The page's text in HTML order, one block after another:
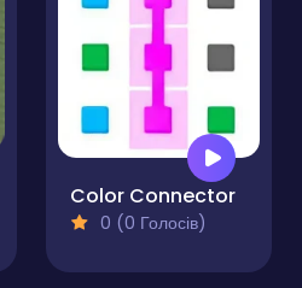
Color Connector
0 (0 Голосів)